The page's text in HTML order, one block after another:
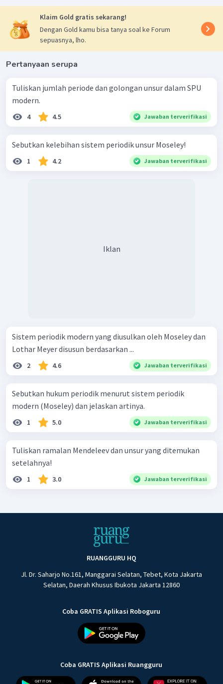
Klaim Gold gratis sekarang!
Dengan Gold kamu bisa tanya soal ke Forum
sepuasnya, lho.
Pertanyaan serupa
Tuliskan jumlah periode dan golongan unsur dalam SPU
modern.
4 4.5 Jawaban terverifikasi
Sebutkan kelebihan sistem periodik unsur Moseley!
1 4.2 Jawaban terverifikasi
Iklan
Sistem periodik modern yang diusulkan oleh Moseley dan
Lothar Meyer disusun berdasarkan ...
2 4.6 Jawaban terverifikasi
Sebutkan hukum periodik menurut sistem periodik
modern (Moseley) dan jelaskan artinya.
1 5.0 Jawaban terverifikasi
Tuliskan ramalan Mendeleev dan unsur yang ditemukan
setelahnya!
1 3.0 Jawaban terverifikasi
RUANGGURU HQ
Jl. Dr. Saharjo No.161, Manggarai Selatan, Tebet, Kota Jakarta
Selatan, Daerah Khusus Ibukota Jakarta 12860
Coba GRATIS Aplikasi Roboguru
Coba GRATIS Aplikasi Ruangguru